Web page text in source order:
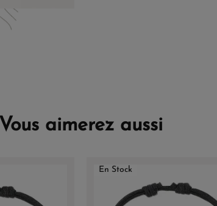
Vous aimerez aussi
En Stock